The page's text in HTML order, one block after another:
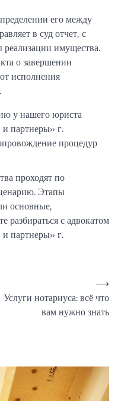
его между
в суд отчет, с
имущества.
о завершении
исполнения
у нашего юриста
партнеры» г.
процедур
проходят по
Этапы
основные,
разбираться с адвокатом
партнеры» г.
Услуги нотариуса: всё что
вам нужно знать
⟶